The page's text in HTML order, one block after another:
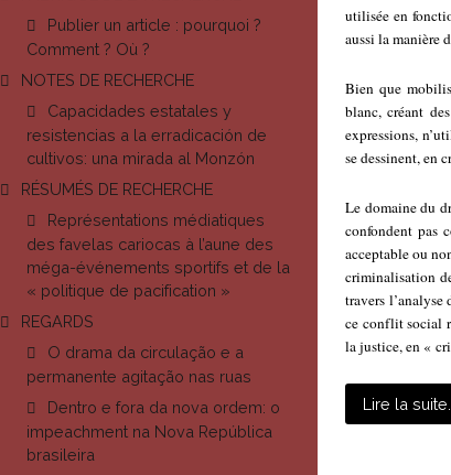
Publier un article : pourquoi ?
Comment ? Où ?
NOTES DE RECHERCHE
Capacidades estatales y
resistencias a la erradicación de
cultivos: una mirada al Monzón
RÉSUMÉS DE RECHERCHE
Représentations médiatiques
des favelas cariocas à l’aune des
méga-événements sportifs et de la
« politique de pacification »
REGARDS
O drama da circulação e a
permanente agitação nas ruas
Dentro e fora da nova ordem: o
impeachment na Nova República
brasileira
utilisée en
aussi la manière
Bien que
blanc, créant
expressions,
se dessinent, en
Le domaine du
confondent pas
acceptable ou
criminalisation
travers
ce conflit social
la justice, en «
Lire la suite...